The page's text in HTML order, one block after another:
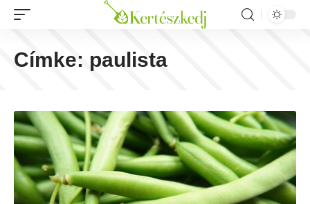
Címke: paulista